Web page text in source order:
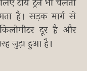
टॉय ट्रेन भी चलती
है। सड़क मार्ग से
दूर है और
जुड़ा हुआ है।